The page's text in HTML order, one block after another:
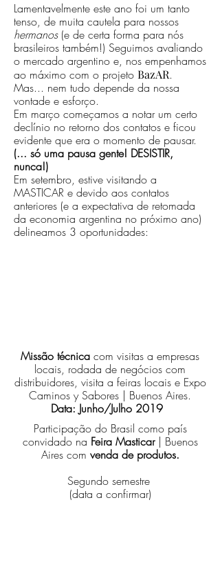
Lamentavelmente este ano foi um tanto
tenso, de muita cautela para nossos
hermanos(e de certa forma para nós
brasileiros também!) Seguimos avaliando
o mercado argentino e, nos empenhamos
ao máximo com o projeto BazAR.
Mas... nem tudo depende da nossa
vontade e esforço.
Em março começamos a notar um certo
declínio no retorno dos contatos e ficou
evidente que era o momento de pausar.
(... só uma pausa gente! DESISTIR,
nunca!)
Em setembro, estive visitando a
MASTICAR e devido aos contatos
anteriores (e a expectativa de retomada
da economia argentina no próximo ano)
delineamos 3 oportunidades:
Missão técnica com visitas a empresas
locais, rodada de negócios com
distribuidores, visita a feiras locais e Expo
Caminos y Sabores | Buenos Aires.
Data: Junho/Julho 2019
Participação do Brasil como país
convidado na Feira Masticar| Buenos
Aires com venda de produtos.
Segundo semestre
(data a confirmar)